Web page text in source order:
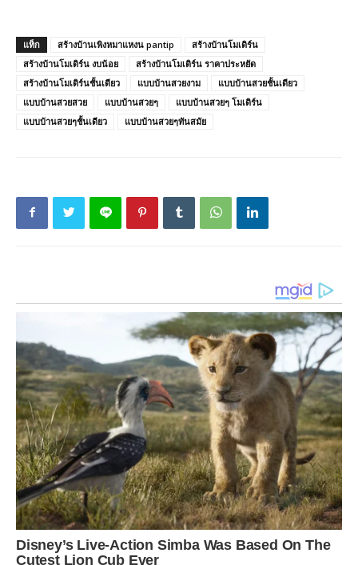
แท็ก สร้างบ้านเพิงหมาแหงน pantip
สร้างบ้านโมเดิร์น
สร้างบ้านโมเดิร์น งบน้อย
สร้างบ้านโมเดิร์น ราคาประหยัด
สร้างบ้านโมเดิร์นชั้นเดียว
แบบบ้านสวยงาม
แบบบ้านสวยชั้นเดียว
แบบบ้านสวยสวย
แบบบ้านสวยๆ
แบบบ้านสวยๆ โมเดิร์น
แบบบ้านสวยๆชั้นเดียว
แบบบ้านสวยๆทันสมัย